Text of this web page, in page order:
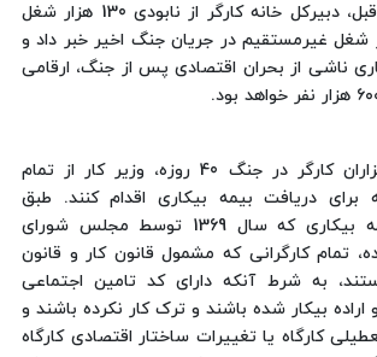
دست دادند. هفته قبل، دبیرکل خانه کارگر از نابودی 130 هزار شغل
و 600 هزار شغل غیرمستقیم در جریان جنگ اخیر خبر داد و
ناشی از بحران اقتصادی پس از جنگ، ارقامی
به دنبال بیکاری هزاران کارگر در جنگ 40 روزه، وزیر کار از تمام
برای دریافت بیمه بیکاری اقدام کنند. طبق
تاکیدات قانون بیمه بیکاری که سال 1369 توسط مجلس شورای
تمام کارگرانی که مشمول قانون کار و قانون
به شرط آنکه دارای کد تامین اجتماعی
بیکار شده باشند و ترک کار نکرده باشند و
کارگاه یا تغییرات ساختار اقتصادی کارگاه